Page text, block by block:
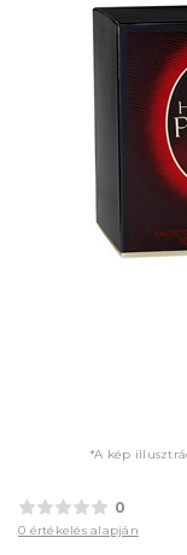
*A kép
0
0 értékelés alapján